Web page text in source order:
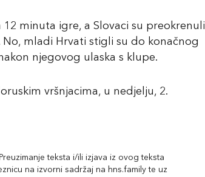
12 minuta igre, a Slovaci su preokrenuli
mladi Hrvati stigli su do konačnog
njegovog ulaska s klupe.
vršnjacima, u nedjelju, 2.
teksta i/ili izjava iz ovog teksta
na izvorni sadržaj na hns.family te uz